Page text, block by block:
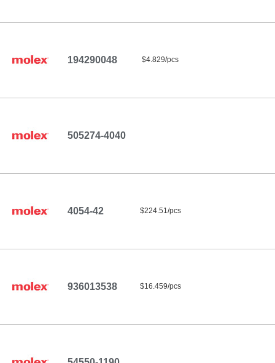
194290048 $4.829/pcs
505274-4040
4054-42 $224.51/pcs
936013538 $16.459/pcs